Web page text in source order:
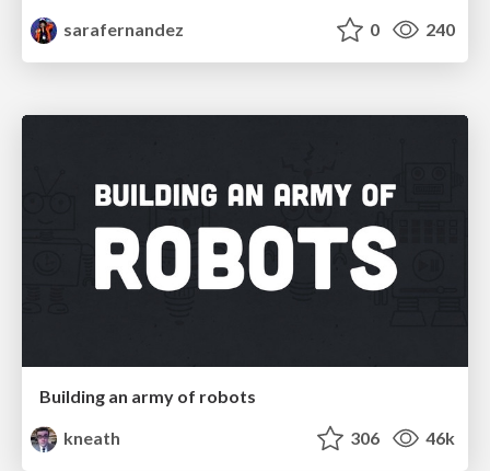
sarafernandez
0 240
Building an army of robots
kneath
306 46k